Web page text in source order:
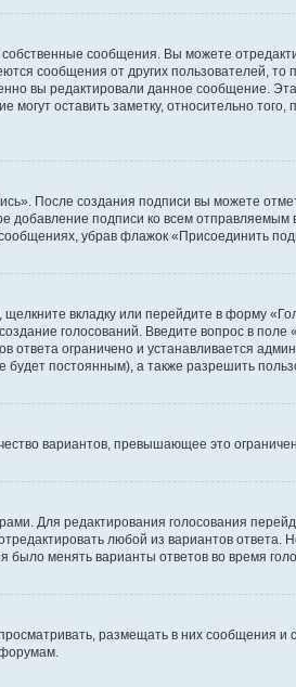
сообщения. Вы можете
сообщения от других пользователей, то
вы редактировали данное сообщение.
оставить заметку, относительно
После создания подписи вы можете
добавление подписи ко всем
убрав флажок «Присоединить
вкладку или перейдите в форму
голосований. Введите вопрос в
ответа ограничено и устанавливается
будет постоянным), а также разрешить
вариантов, превышающее это
Для редактирования голосования
любой из вариантов ответа.
было менять варианты ответов во время
размещать в них сообщения и